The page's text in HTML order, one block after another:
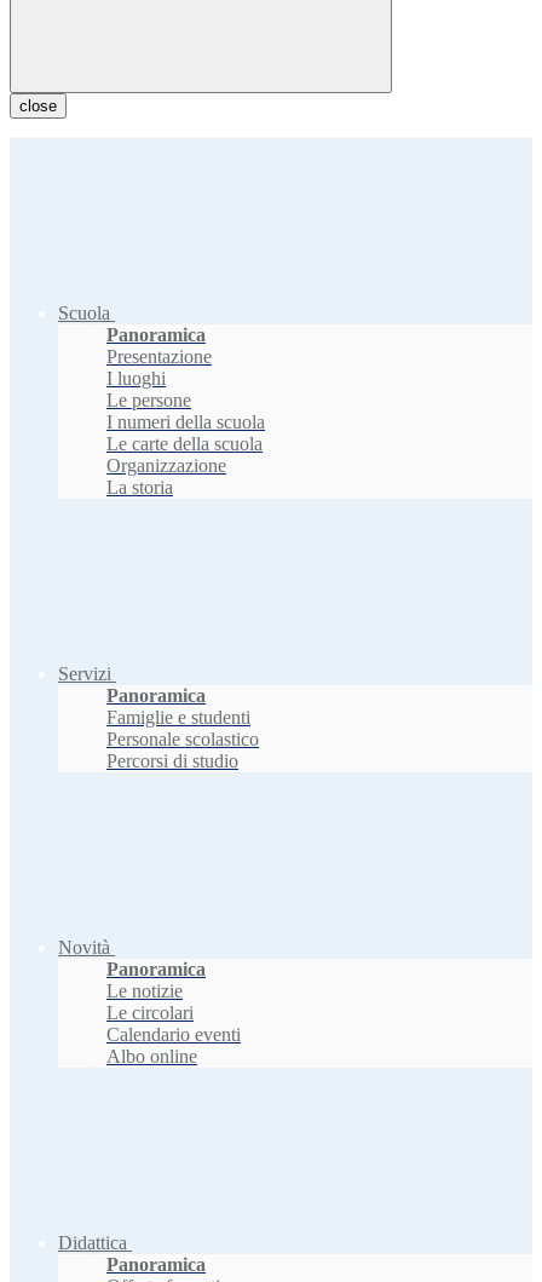
close
Scuola
Panoramica
Presentazione
I luoghi
Le persone
I numeri della scuola
Le carte della scuola
Organizzazione
La storia
Servizi
Panoramica
Famiglie e studenti
Personale scolastico
Percorsi di studio
Novità
Panoramica
Le notizie
Le circolari
Calendario eventi
Albo online
Didattica
Panoramica